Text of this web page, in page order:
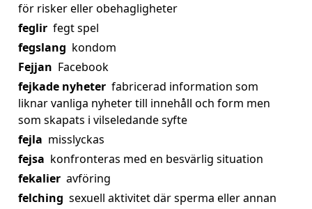
för risker eller obehagligheter
feglir fegt spel
fegslang kondom
Fejjan Facebook
fejkade nyheter fabricerad information som
liknar vanliga nyheter till innehåll och form men
som skapats i vilseledande syfte
fejla misslyckas
fejsa konfronteras med en besvärlig situation
fekalier avföring
felching sexuell aktivitet där sperma eller annan